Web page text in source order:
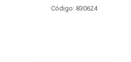
Código: 830624